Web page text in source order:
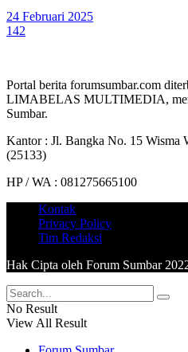
24 Februari 2025
142
Portal berita forumsumbar.com
LIMABELAS MULTIMEDIA,
Sumbar.
Kantor : Jl. Bangka No. 15 Wisma
(25133)
HP / WA : 081275665100
Kontak
Privacy Policy
Tim Redaksi
Hak Cipta oleh Forum Sumbar
No Result
View All Result